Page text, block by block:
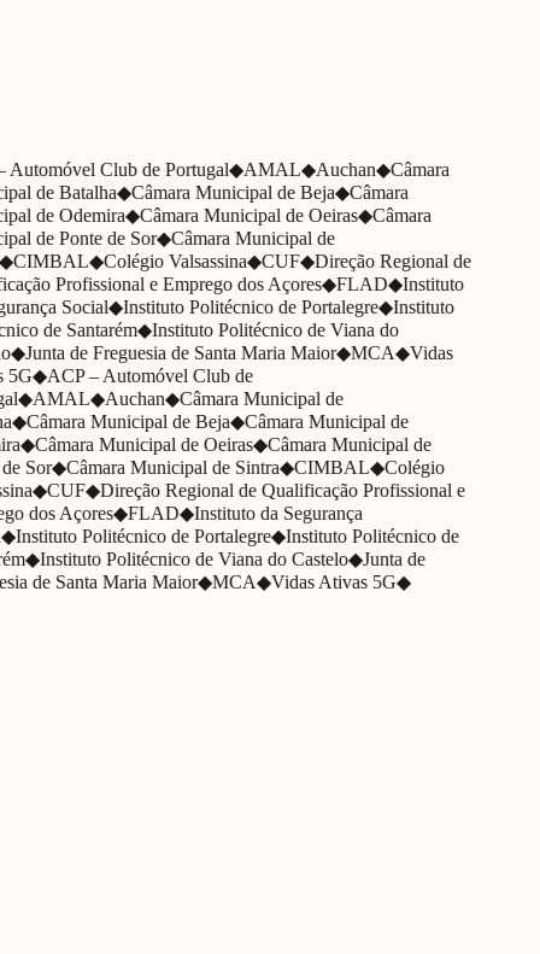
Club de Portugal◆AMAL◆Auchan◆Câmara
de Batalha◆Câmara Municipal de Beja◆Câmara
de Odemira◆Câmara Municipal de Oeiras◆Câmara
de Ponte de Sor◆Câmara Municipal de
CIMBAL◆Colégio Valsassina◆CUF◆Direção Regional de
Profissional e Emprego dos Açores◆FLAD◆Instituto
Social◆Instituto Politécnico de Portalegre◆Instituto
de Santarém◆Instituto Politécnico de Viana do
◆Junta de Freguesia de Santa Maria Maior◆MCA◆Vidas
◆ACP – Automóvel Club de
◆AMAL◆Auchan◆Câmara Municipal de
◆Câmara Municipal de Beja◆Câmara Municipal de
◆Câmara Municipal de Oeiras◆Câmara Municipal de
Sor◆Câmara Municipal de Sintra◆CIMBAL◆Colégio
◆CUF◆Direção Regional de Qualificação Profissional e
dos Açores◆FLAD◆Instituto da Segurança
Instituto Politécnico de Portalegre◆Instituto Politécnico de
◆Instituto Politécnico de Viana do Castelo◆Junta de
de Santa Maria Maior◆MCA◆Vidas Ativas 5G◆